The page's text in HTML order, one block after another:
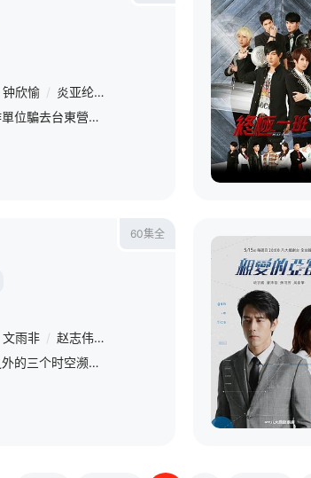
钟欣愉 / 炎亚纶 / / 曾沛慈 / 娄峻硕
炎亞綸、姚元浩、莎莎被製作單位騙去台東營業，遇到四位新夥伴鹿希派、李玉璽、曾沛慈、婁峻碩，這次庹宗康職務升級為督導，無預警突擊大家執勤狀況。全員集合之後，合夥人又把大家騙去真正的營業場所：ㄧ個超大未開
60集全
文雨非 / 赵志伟 /
张皓明
防护罩的崩坏让除了金时空之外的三个时空濒临崩溃的边缘。辜战（罗弘证 饰）和止戈（黄伟晋 饰）之间再度爆发了矛盾，两人相约进行一场公平的比试，最终获胜的那个人便能成为终极一班新的老大，然而两虎相争必有一